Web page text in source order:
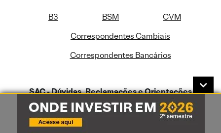
B3 BSM
CVM
Correspondentes Cambiais
Correspondentes Bancários
SAC - Dúvidas, Reclamações e Orientações
0800-772-0202
De segunda a sexta-feira das 09hs às 18hs